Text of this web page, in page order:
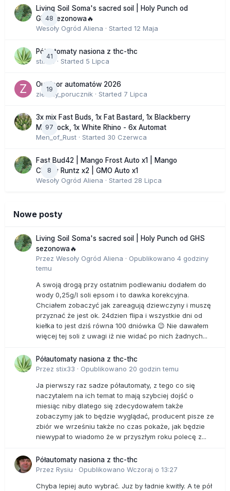
48
Living Soil Soma's sacred soil | Holy Punch od
GHS sezonowa🔥
Wesoły Ogród Aliena · Started 12 Maja
41
Półautomaty nasiona z thc-thc
stix33 · Started 5 Lipca
19
Outdoor automatów 2026
zielony_porucznik · Started 7 Lipca
97
3x mix Fast Buds, 1x Fat Bastard, 1x Blackberry
Moonrock, 1x White Rhino - 6x Automat
Men_of_Rust · Started 30 Czerwca
8
Fast Bud42 | Mango Frost Auto x1 | Mango
Cherry Runtz x2 | GMO Auto x1
Wesoły Ogród Aliena · Started 28 Lipca
Nowe posty
Living Soil Soma's sacred soil | Holy Punch od GHS
sezonowa🔥
Przez Wesoły Ogród Aliena · Opublikowano 4 godziny
temu
A swoją drogą przy ostatnim podlewaniu dodałem do
wody 0,25g/l soli epsom i to dawka korekcyjna.
Chciałem zobaczyć jak zareagują dziewczyny i muszę
przyznać że jest ok. 24dzien flipa i wszystkie dni od
kiełka to jest dziś równa 100 dniówka 😉 Nie dawałem
więcej tej soli z uwagi iż nie widać po nich żadnych...
Półautomaty nasiona z thc-thc
Przez stix33 · Opublikowano 20 godzin temu
Ja pierwszy raz sadze półautomaty, z tego co się
naczytalem na ich temat to mają szybciej dojść o
miesiąc niby dlatego się zdecydowałem także
zobaczymy jak to będzie wyglądać, producent pisze ze
zbiór we wrześniu także no czas pokaże, jak będzie
niewypał to wiadomo że w przyszłym roku polecę z...
Półautomaty nasiona z thc-thc
Przez Rysiu · Opublikowano Wczoraj o 13:27
Chyba lepiej auto wybrać. Juz by ładnie kwitły. A te pół